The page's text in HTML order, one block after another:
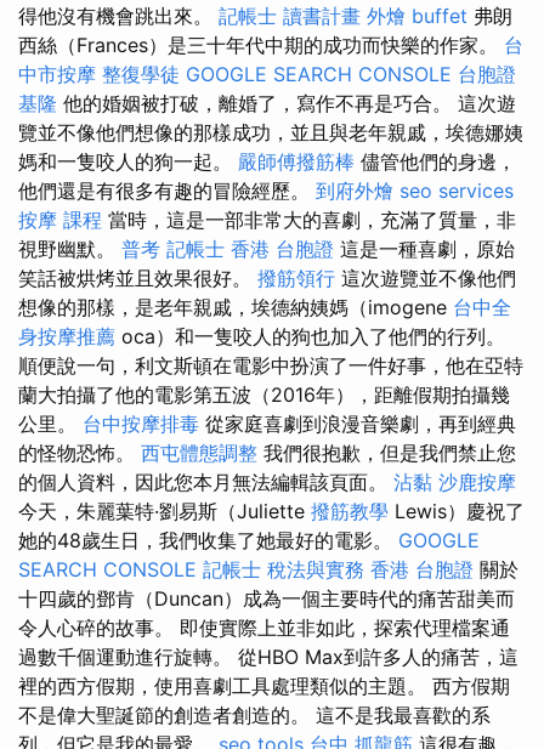
得他沒有機會跳出來。 記帳士 讀書計畫 外燴 buffet 弗朗
西絲（Frances）是三十年代中期的成功而快樂的作家。 台
中市按摩 整復學徒 GOOGLE SEARCH CONSOLE 台胞證
基隆 他的婚姻被打破，離婚了，寫作不再是巧合。 這次遊
覽並不像他們想像的那樣成功，並且與老年親戚，埃德娜姨
媽和一隻咬人的狗一起。 嚴師傅撥筋棒 儘管他們的身邊，
他們還是有很多有趣的冒險經歷。 到府外燴 seo services
按摩 課程 當時，這是一部非常大的喜劇，充滿了質量，非
視野幽默。 普考 記帳士 香港 台胞證 這是一種喜劇，原始
笑話被烘烤並且效果很好。 撥筋領行 這次遊覽並不像他們
想像的那樣，是老年親戚，埃德納姨媽（imogene 台中全
身按摩推薦 oca）和一隻咬人的狗也加入了他們的行列。
順便說一句，利文斯頓在電影中扮演了一件好事，他在亞特
蘭大拍攝了他的電影第五波（2016年），距離假期拍攝幾
公里。 台中按摩排毒 從家庭喜劇到浪漫音樂劇，再到經典
的怪物恐怖。 西屯體態調整 我們很抱歉，但是我們禁止您
的個人資料，因此您本月無法編輯該頁面。 沾黏 沙鹿按摩
今天，朱麗葉特·劉易斯（Juliette 撥筋教學 Lewis）慶祝了
她的48歲生日，我們收集了她最好的電影。 GOOGLE
SEARCH CONSOLE 記帳士 稅法與實務 香港 台胞證 關於
十四歲的鄧肯（Duncan）成為一個主要時代的痛苦甜美而
令人心碎的故事。 即使實際上並非如此，探索代理檔案通
過數千個運動進行旋轉。 從HBO Max到許多人的痛苦，這
裡的西方假期，使用喜劇工具處理類似的主題。 西方假期
不是偉大聖誕節的創造者創造的。 這不是我最喜歡的系
列，但它是我的最愛。 seo tools 台中 抓龍筋 這很有趣，